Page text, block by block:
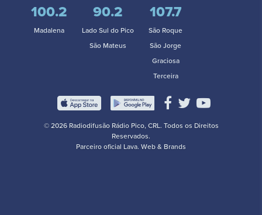
100.2
Madalena
90.2
Lado Sul do Pico
São Mateus
107.7
São Roque
São Jorge
Graciosa
Terceira
© 2026 Radiodifusão Rádio Pico, CRL. Todos os Direitos
Reservados.
Parceiro oficial Lava. Web & Brands